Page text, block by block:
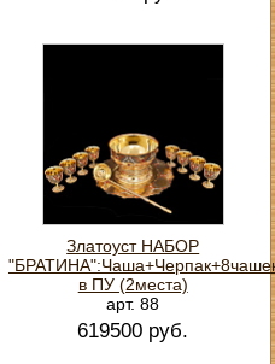
Златоуст НАБОР
в ПУ (2места)
арт. 88
619500 руб.